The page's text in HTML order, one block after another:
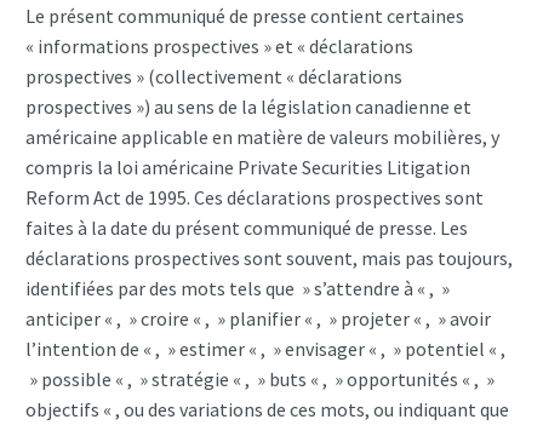
Le présent communiqué de presse contient certaines
« informations prospectives » et « déclarations
prospectives » (collectivement « déclarations
prospectives ») au sens de la législation canadienne et
américaine applicable en matière de valeurs mobilières, y
compris la loi américaine Private Securities Litigation
Reform Act de 1995. Ces déclarations prospectives sont
faites à la date du présent communiqué de presse. Les
déclarations prospectives sont souvent, mais pas toujours,
identifiées par des mots tels que » s’attendre à « , »
anticiper « , » croire « , » planifier « , » projeter « , » avoir
l’intention de « , » estimer « , » envisager « , » potentiel « ,
» possible « , » stratégie « , » buts « , » opportunités « , »
objectifs « , ou des variations de ces mots, ou indiquant que